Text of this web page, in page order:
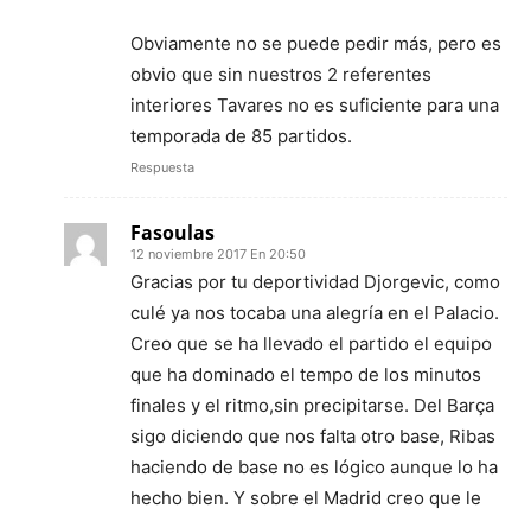
Obviamente no se puede pedir más, pero es
obvio que sin nuestros 2 referentes
interiores Tavares no es suficiente para una
temporada de 85 partidos.
Respuesta
Fasoulas
12 noviembre 2017 En 20:50
Gracias por tu deportividad Djorgevic, como
culé ya nos tocaba una alegría en el Palacio.
Creo que se ha llevado el partido el equipo
que ha dominado el tempo de los minutos
finales y el ritmo,sin precipitarse. Del Barça
sigo diciendo que nos falta otro base, Ribas
haciendo de base no es lógico aunque lo ha
hecho bien. Y sobre el Madrid creo que le